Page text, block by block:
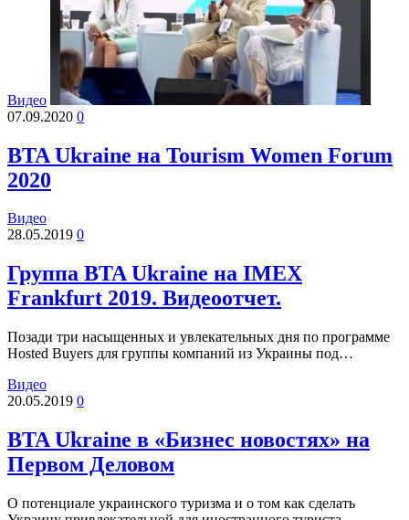
Видео
07.09.2020 0
BTA Ukraine на Tourism Women Forum
2020
Видео
28.05.2019 0
Группа BTA Ukraine на IMEX
Frankfurt 2019. Видеоотчет.
Позади три насыщенных и увлекательных дня по программе
Hosted Buyers для группы компаний из Украины под…
Видео
20.05.2019 0
BTA Ukraine в «Бизнес новостях» на
Первом Деловом
О потенциале украинского туризма и о том как сделать